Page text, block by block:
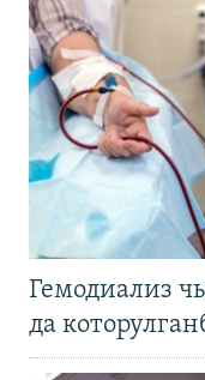
Гемодиализ
да